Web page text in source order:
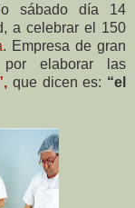
sábado día 14
a celebrar el 150
. Empresa de gran
elaborar las
que dicen es: “el